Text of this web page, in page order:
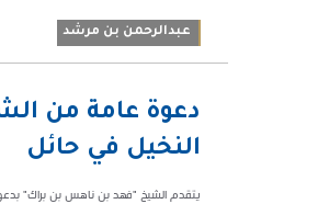
عبدالرحمن بن مرشد
دعوة عامة من
النخيل في حائل
يتقدم الشيخ "فهد بن ناهس بن براك"